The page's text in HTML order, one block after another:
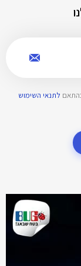
לתנאי השימוש